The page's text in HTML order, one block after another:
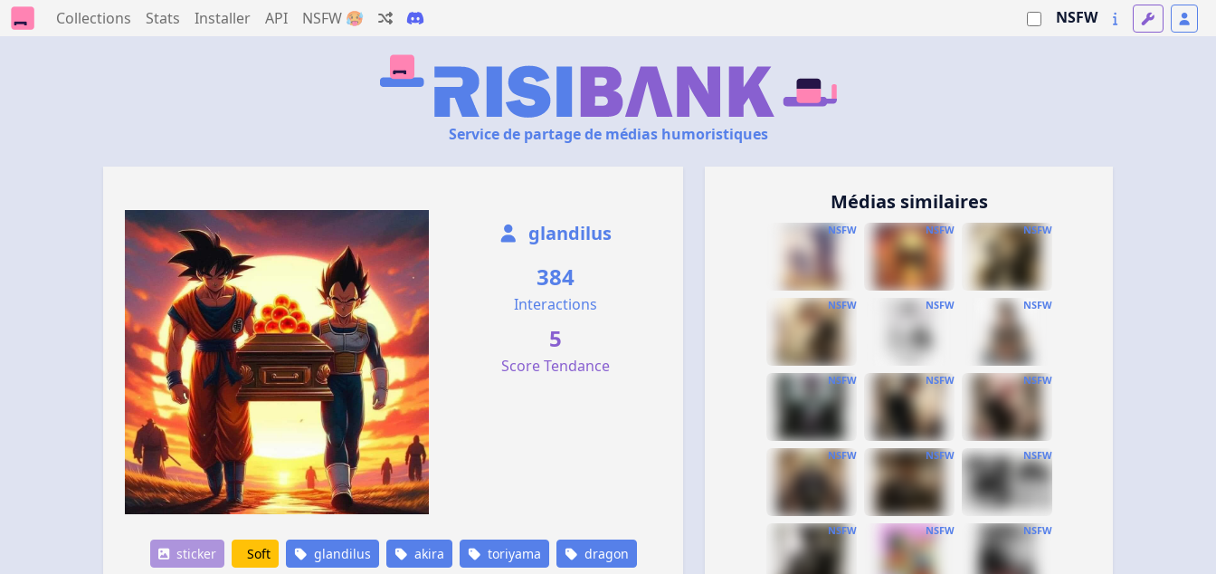
Collections Stats Installer API NSFW 🥵 NSFW
Service de partage de médias humoristiques
glandilus
384
Interactions
5
Score Tendance
sticker Soft glandilus akira toriyama dragon
Médias similaires
NSFW NSFW NSFW
NSFW NSFW NSFW
NSFW NSFW NSFW
NSFW NSFW NSFW
NSFW NSFW NSFW